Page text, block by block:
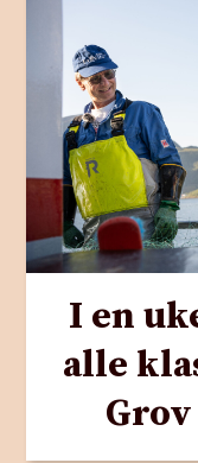
I en
alle